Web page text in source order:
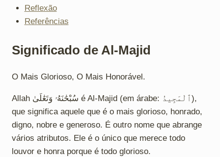
Reflexão
Referências
Significado de Al-Majid
O Mais Glorioso, O Mais Honorável.
Allah سُبْحَٰنَهُۥ وَتَعَٰلَىٰ é Al-Majid (em árabe: ٱلْمَجِيدُ),
que significa aquele que é o mais glorioso, honrado,
digno, nobre e generoso. É outro nome que abrange
vários atributos. Ele é o único que merece todo
louvor e honra porque é todo glorioso.